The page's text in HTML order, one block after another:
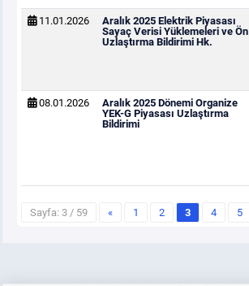
11.01.2026
Aralık 2025 Elektrik Piyasası
Sayaç Verisi Yüklemeleri ve Ön
Uzlaştırma Bildirimi Hk.
08.01.2026
Aralık 2025 Dönemi Organize
YEK-G Piyasası Uzlaştırma
Bildirimi
Sayfa: 3 / 59 « 1 2 3 4 5